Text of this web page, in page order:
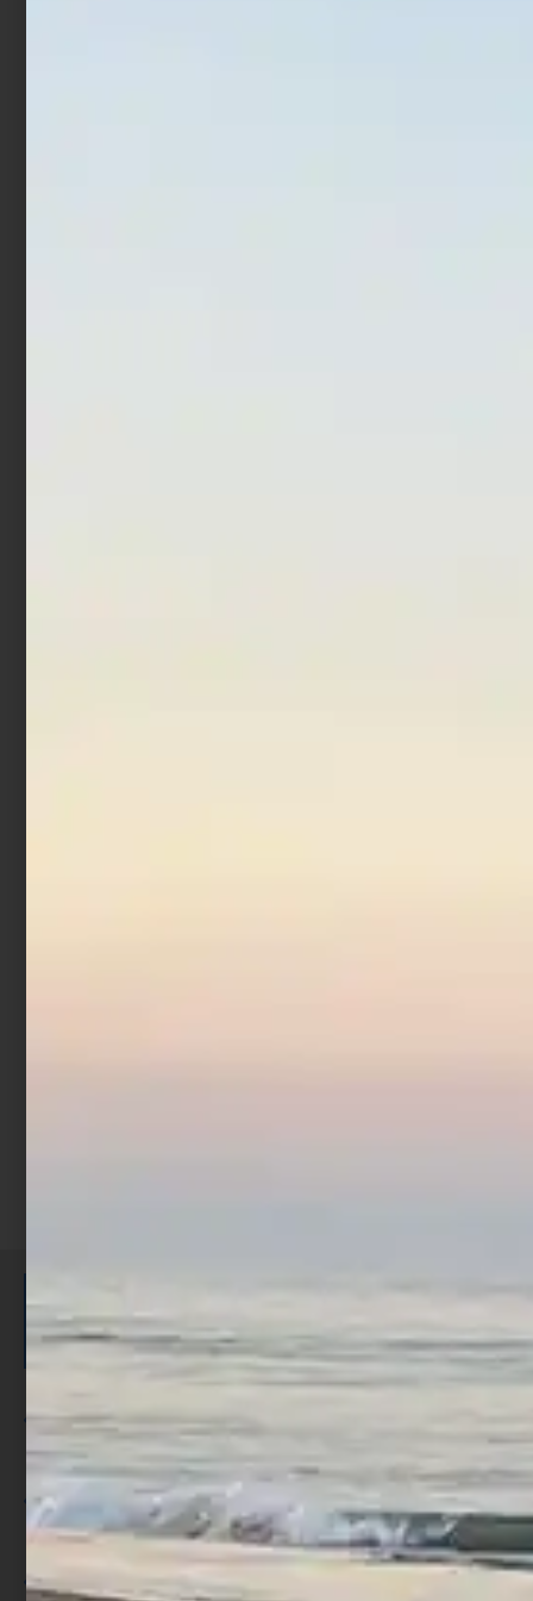
ISCRIVITI E RICEVI 3,50€ DI
SCONTO >
Per ogni acquisto accumuli ulteriori
punti;
Utilizza i punti per ricevere uno
sconto;
I punti sono indicati nella pagina